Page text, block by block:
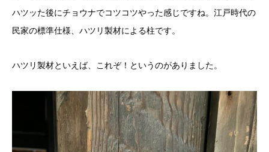
ハツッた後にチョウナでコツコツやった感じですね。江戸時代の
民家の標準仕様、ハツリ製材による柱です。
ハツリ製材といえば、これぞ！というのがありました。